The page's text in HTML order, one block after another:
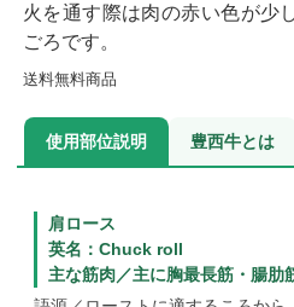
火を通す際は肉の赤い色が少
ごろです。
送料無料商品
使用部位説明 豊西牛とは
肩ロース
英名：Chuck roll
主な筋肉／主に胸最長筋・腸肋